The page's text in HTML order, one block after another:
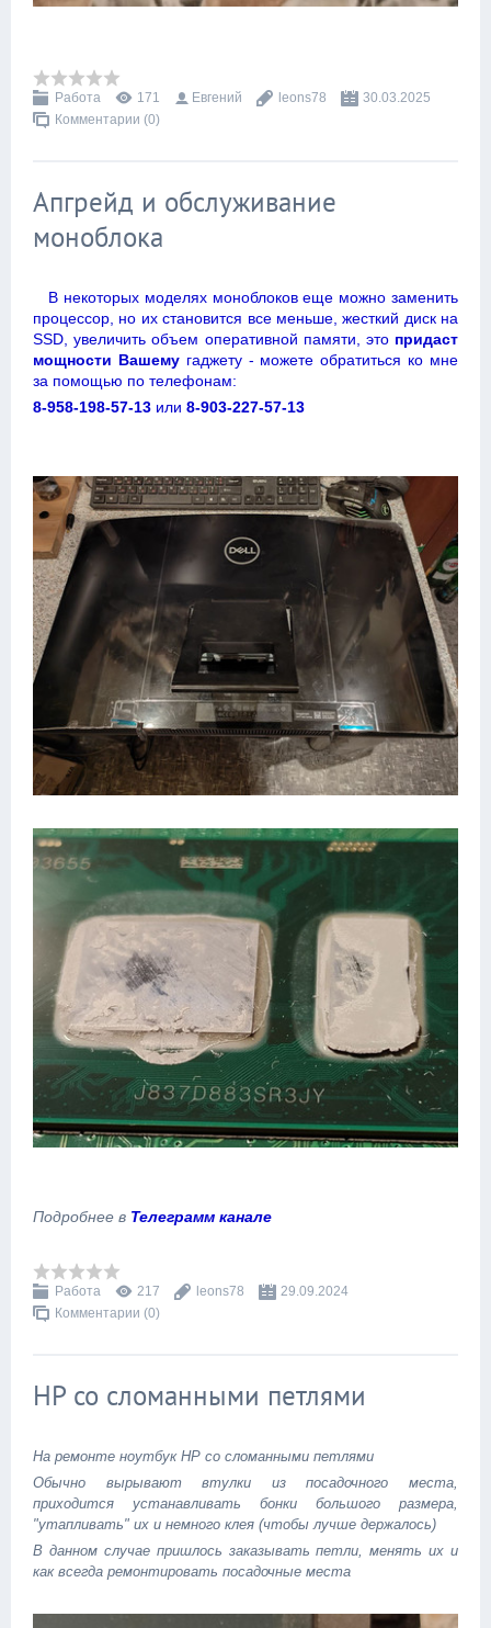
Работа 171 Евгений leons78
30.03.2025
Комментарии (0)
Апгрейд и обслуживание
моноблока
В некоторых моделях моноблоков еще можно заменить
процессор, но их становится все меньше, жесткий диск на
SSD, увеличить объем оперативной памяти, это придаст
мощности Вашемугаджету - можете обратиться ко мне
за помощью по телефонам:
8-958-198-57-13 или 8-903-227-57-13
Подробнее в Телеграмм канале
Работа 217 leons78
29.09.2024
Комментарии (0)
HP со сломанными петлями
На ремонте ноутбук HP со сломанными петлями
Обычно вырывают втулки из посадочного места,
приходится устанавливать бонки большого размера,
"утапливать" их и немного клея (чтобы лучше держалось)
В данном случае пришлось заказывать петли, менять их и
как всегда ремонтировать посадочные места